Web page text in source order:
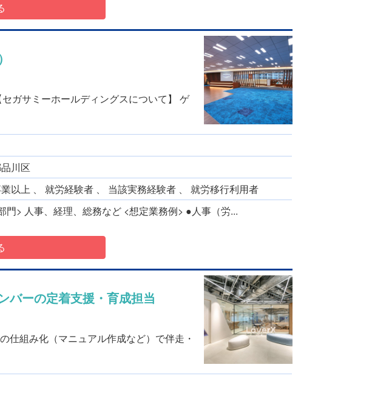
ガサミーホールディングスについて】 ゲ
川区
以上 、 就労経験者 、 当該実務経験者 、 就労移行利用者
門> 人事、経理、総務など <想定業務例> ●人事（労...
バーの定着支援・育成担当
仕組み化（マニュアル作成など）で伴走・